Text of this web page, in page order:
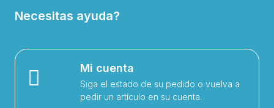
Necesitas ayuda?
Mi cuenta
Siga el estado de su pedido o vuelva a
pedir un artículo en su cuenta.